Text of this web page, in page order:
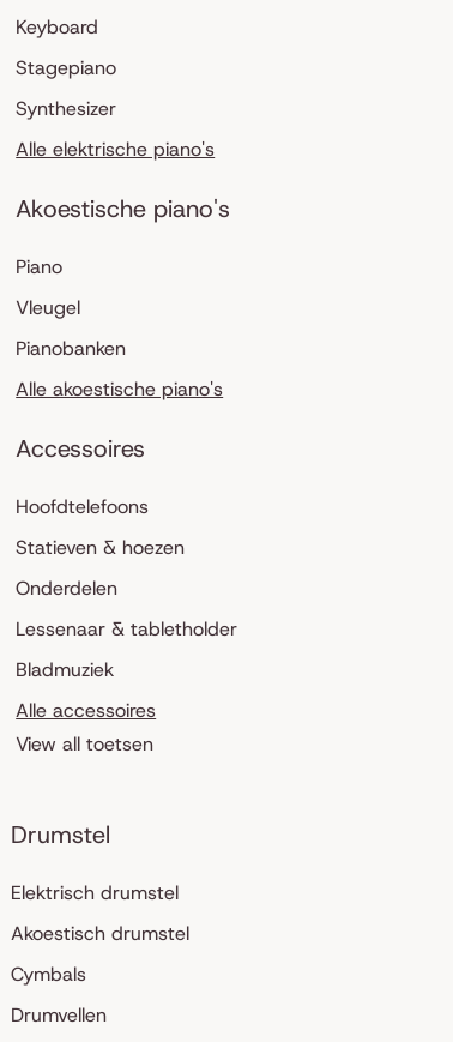
Keyboard
Stagepiano
Synthesizer
Alle elektrische piano's
Akoestische piano's
Piano
Vleugel
Pianobanken
Alle akoestische piano's
Accessoires
Hoofdtelefoons
Statieven & hoezen
Onderdelen
Lessenaar & tabletholder
Bladmuziek
Alle accessoires
View all toetsen
Drumstel
Elektrisch drumstel
Akoestisch drumstel
Cymbals
Drumvellen